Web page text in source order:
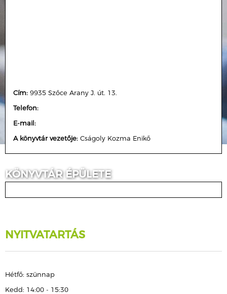
Cím: 9935 Szőce Arany J. út. 13.
Telefon:
E-mail:
A könyvtár vezetője: Cságoly Kozma Enikő
KÖNYVTÁR ÉPÜLETE
NYITVATARTÁS
Hétfő: szünnap
Kedd: 14:00 - 15:30